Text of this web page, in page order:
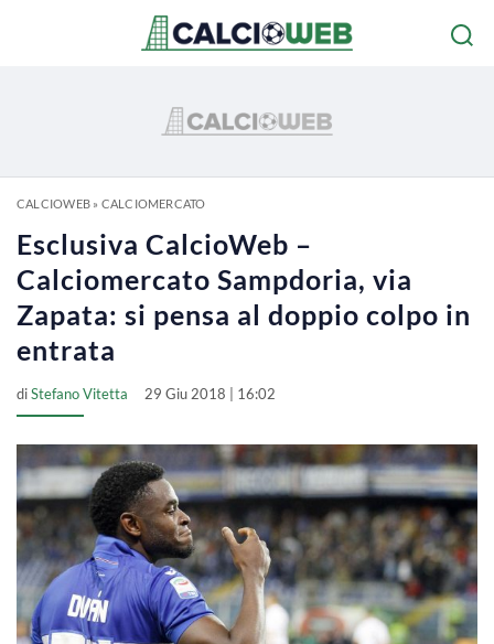
CALCIOWEB» CALCIOMERCATO
Esclusiva CalcioWeb –
Calciomercato Sampdoria, via
Zapata: si pensa al doppio colpo in
entrata
diStefano Vitetta 29 Giu 2018 | 16:02